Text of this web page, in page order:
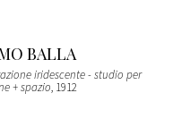
BALLA
iridescente - studio per
+ spazio, 1912